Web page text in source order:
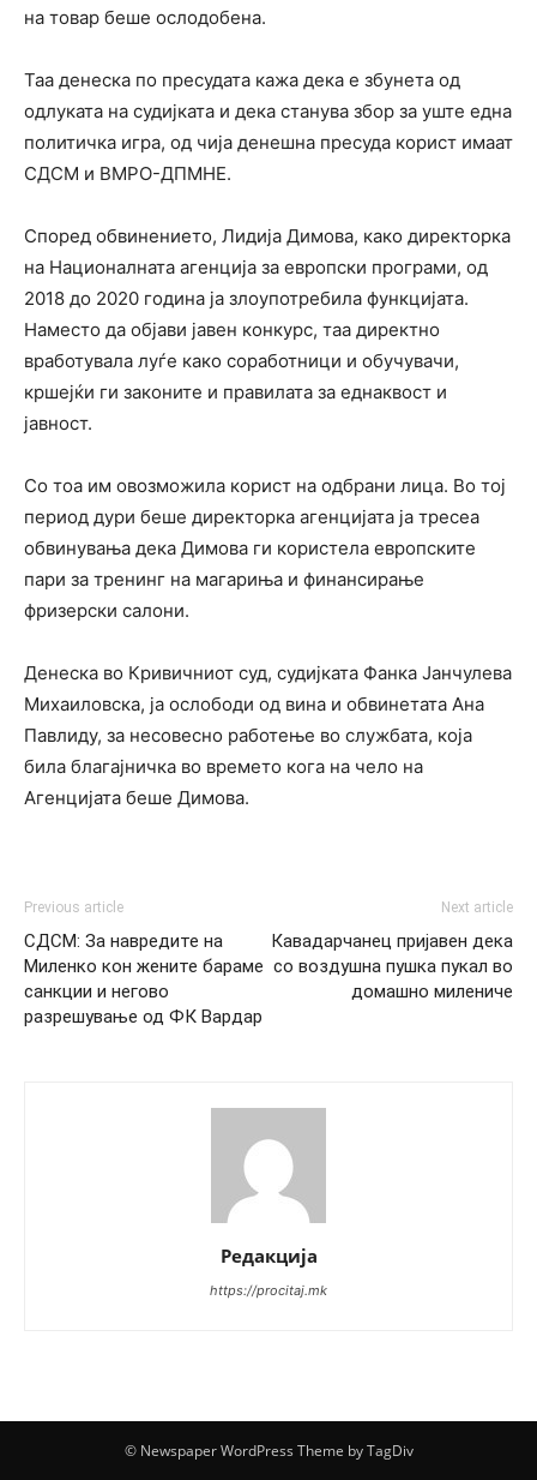
на товар беше ослодобена.
Таа денеска по пресудата кажа дека е збунета од
одлуката на судијката и дека станува збор за уште една
политичка игра, од чија денешна пресуда корист имаат
СДСМ и ВМРО-ДПМНЕ.
Според обвинението, Лидија Димова, како директорка
на Националната агенција за европски програми, од
2018 до 2020 година ја злоупотребила функцијата.
Наместо да објави јавен конкурс, таа директно
вработувала луѓе како соработници и обучувачи,
кршејќи ги законите и правилата за еднаквост и
јавност.
Со тоа им овозможила корист на одбрани лица. Во тој
период дури беше директорка агенцијата ја тресеа
обвинувања дека Димова ги користела европските
пари за тренинг на магариња и финансирање
фризерски салони.
Денеска во Кривичниот суд, судијката Фанка Јанчулева
Михаиловска, ја ослободи од вина и обвинетата Ана
Павлиду, за несовесно работење во службата, која
била благајничка во времето кога на чело на
Агенцијата беше Димова.
Previous article
СДСМ: За навредите на
Миленко кон жените бараме
санкции и негово
разрешување од ФК Вардар
Next article
Кавадарчанец пријавен дека
со воздушна пушка пукал во
домашно милениче
Редакција
https://procitaj.mk
© Newspaper WordPress Theme by TagDiv